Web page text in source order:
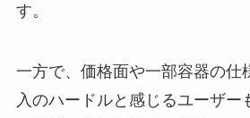
す。
一方で、価格面や一部容器の仕
入のハードルと感じるユーザー